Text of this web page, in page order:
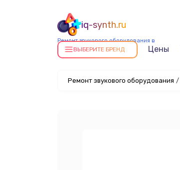
iq-synth.ru
Ремонт звукового оборудования в
ПермиВЫБЕРИТЕ БРЕНД Цены
Ремонт звукового оборудования /